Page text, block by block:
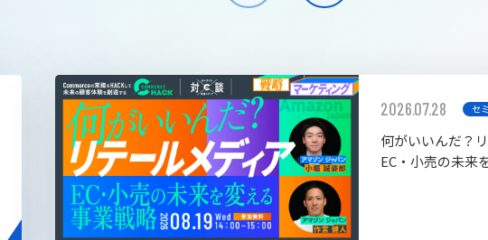
2026.07.28 セ
何がいいんだ？
EC・小売の未来